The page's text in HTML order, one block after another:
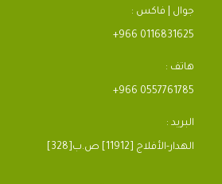
جوال | فاكس :
+966 0116831625
هاتف :
+966 0557761785
البريد :
[328]الهدار-الأفلاج [11912] ص.ب